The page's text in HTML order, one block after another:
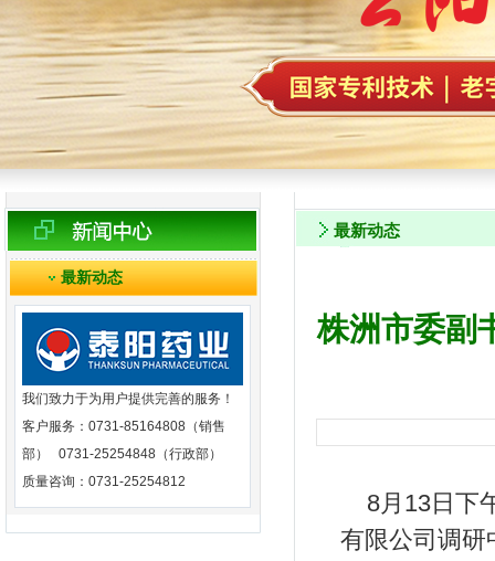
最新动态
我们致力于为用户提供完善的服务！
客户服务：0731-85164808（销售
部） 0731-25254848（行政部）
质量咨询：0731-25254812
最新动态
株洲市委副
8月13日下
有限公司调研